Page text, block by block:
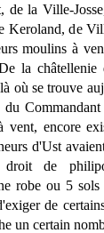
de la Ville-
Keroland, de
moulins à
la châtellenie
où se trouve
encore
d'Ust
de
robe ou 5 sols
de
un certain